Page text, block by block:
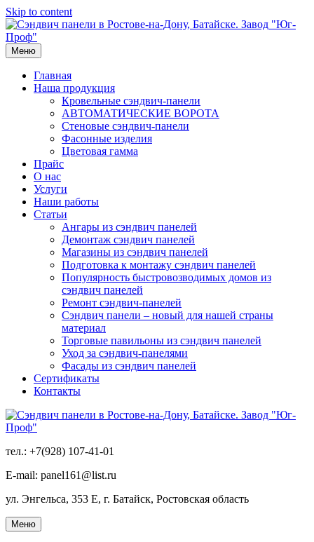
Skip to content
Меню
Главная
Наша продукция
Кровельные сэндвич-панели
АВТОМАТИЧЕСКИЕ ВОРОТА
Стеновые сэндвич-панели
Фасонные изделия
Цветовая гамма
Прайс
О нас
Услуги
Наши работы
Статьи
Ангары из сэндвич панелей
Демонтаж сэндвич панелей
Магазины из сэндвич панелей
Подготовка к монтажу сэндвич панелей
Популярность быстровозводимых домов из
сэндвич панелей
Ремонт сэндвич-панелей
Сэндвич панели – новый для нашей страны
материал
Торговые павильоны из сэндвич панелей
Уход за сэндвич-панелями
Фасады из сэндвич панелей
Сертификаты
Контакты
тел.: +7(928) 107-41-01
E-mail: panel161@list.ru
ул. Энгельса, 353 Е, г. Батайск, Ростовская область
Меню